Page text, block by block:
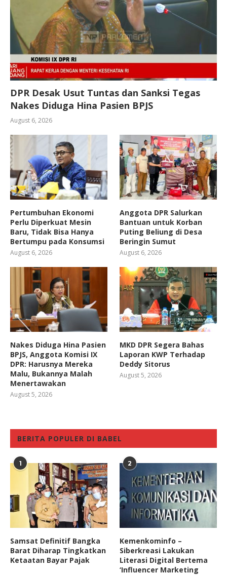
DPR Desak Usut Tuntas dan Sanksi Tegas
Nakes Diduga Hina Pasien BPJS
August 6, 2026
Pertumbuhan Ekonomi
Perlu Diperkuat Mesin
Baru, Tidak Bisa Hanya
Bertumpu pada Konsumsi
August 6, 2026
Anggota DPR Salurkan
Bantuan untuk Korban
Puting Beliung di Desa
Beringin Sumut
August 6, 2026
Nakes Diduga Hina Pasien
BPJS, Anggota Komisi IX
DPR: Harusnya Mereka
Malu, Bukannya Malah
Menertawakan
August 5, 2026
MKD DPR Segera Bahas
Laporan KWP Terhadap
Deddy Sitorus
August 5, 2026
BERITA POPULER DI BABEL
1
Samsat Definitif Bangka
Barat Diharap Tingkatkan
Ketaatan Bayar Pajak
2
Kemenkominfo –
Siberkreasi Lakukan
Literasi Digital Bertema
‘Influencer Marketing